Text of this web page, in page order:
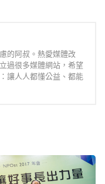
的阿叔。熱愛媒體改
過很多媒體網站，希望
讓人人都懂公益、都能